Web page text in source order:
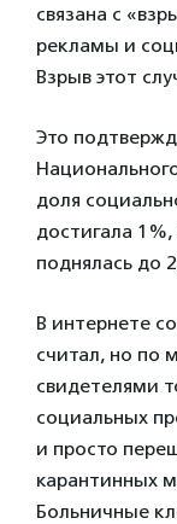
связана с
рекламы и
Взрыв этот
Это
доля
достигала
поднялась до
В интернете
считал, но по
свидетелями
социальных
и просто
карантинных
Больничные